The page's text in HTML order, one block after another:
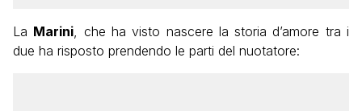
La Marini, che ha visto nascere la storia d’amore tra i
due ha risposto prendendo le parti del nuotatore: